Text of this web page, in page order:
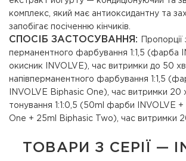
комплекс, який має антиоксидантну та
запобігає посіченню кінчиків.
СПОСІБ ЗАСТОСУВАННЯ:
перманентного фарбування 1:1,5 (фарба
окисник INVOLVE), час витримки до 50
напівперманентного фарбування 1:1,5
INVOLVE Biphasic One), час витримки 20
тонування 1:1:0,5 (50ml фарби INVOLVE
One + 25ml Biphasic Two), час витримки
ТОВАРИ З СЕРІЇ —